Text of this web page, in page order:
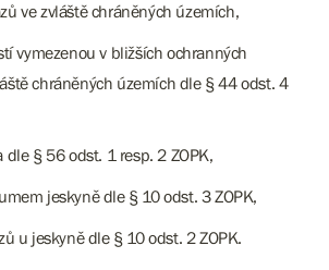
ve zvláště chráněných územích,
vymezenou v bližších ochranných
chráněných územích dle § 44 odst. 4
§ 56 odst. 1 resp. 2 ZOPK,
jeskyně dle § 10 odst. 3 ZOPK,
u jeskyně dle § 10 odst. 2 ZOPK.